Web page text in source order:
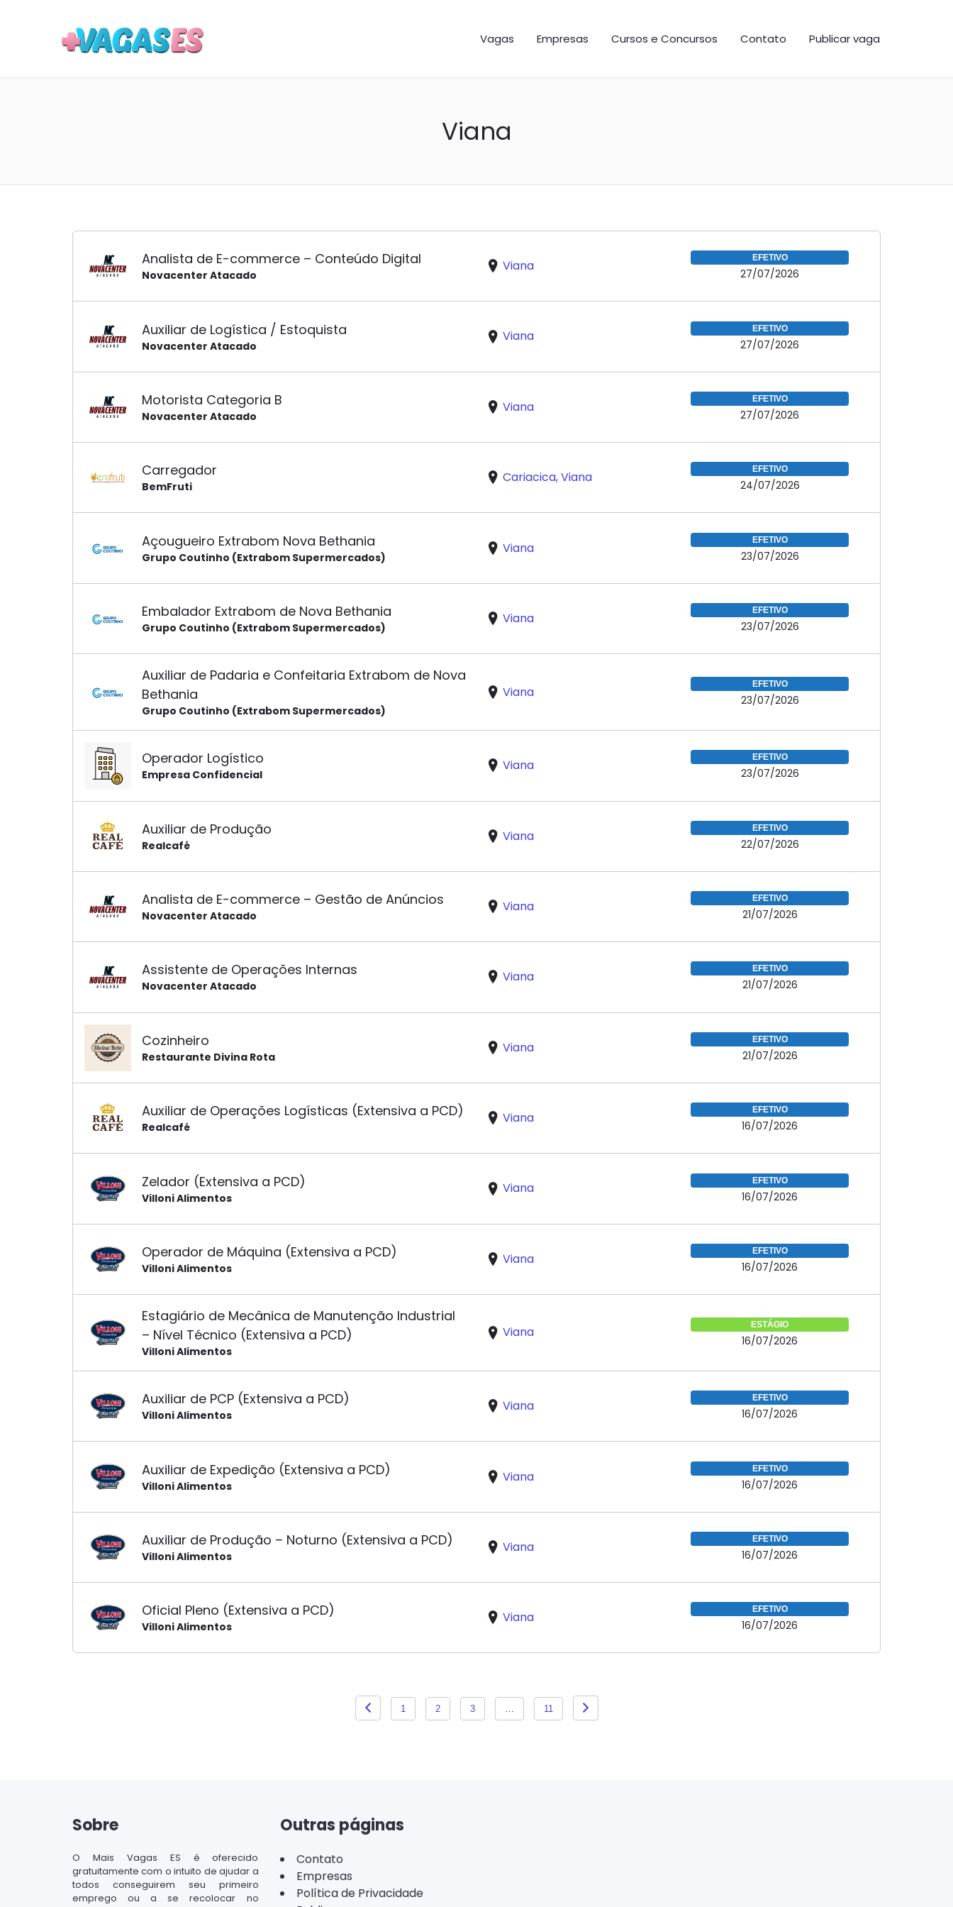
Vagas Empresas Cursos e Concursos Contato Publicar vaga
Viana
Analista de E-commerce – Conteúdo Digital
Novacenter Atacado
Viana EFETIVO
27/07/2026
Auxiliar de Logística / Estoquista
Novacenter Atacado
Viana EFETIVO
27/07/2026
Motorista Categoria B
Novacenter Atacado
Viana EFETIVO
27/07/2026
Carregador
BemFruti
Cariacica, Viana EFETIVO
24/07/2026
Açougueiro Extrabom Nova Bethania
Grupo Coutinho (Extrabom Supermercados)
Viana EFETIVO
23/07/2026
Embalador Extrabom de Nova Bethania
Grupo Coutinho (Extrabom Supermercados)
Viana EFETIVO
23/07/2026
Auxiliar de Padaria e Confeitaria Extrabom de Nova
Bethania
Grupo Coutinho (Extrabom Supermercados)
Viana EFETIVO
23/07/2026
Operador Logístico
Empresa Confidencial
Viana EFETIVO
23/07/2026
Auxiliar de Produção
Realcafé
Viana EFETIVO
22/07/2026
Analista de E-commerce – Gestão de Anúncios
Novacenter Atacado
Viana EFETIVO
21/07/2026
Assistente de Operações Internas
Novacenter Atacado
Viana EFETIVO
21/07/2026
Cozinheiro
Restaurante Divina Rota
Viana EFETIVO
21/07/2026
Auxiliar de Operações Logísticas (Extensiva a PCD)
Realcafé
Viana EFETIVO
16/07/2026
Zelador (Extensiva a PCD)
Villoni Alimentos
Viana EFETIVO
16/07/2026
Operador de Máquina (Extensiva a PCD)
Villoni Alimentos
Viana EFETIVO
16/07/2026
Estagiário de Mecânica de Manutenção Industrial
– Nível Técnico (Extensiva a PCD)
Villoni Alimentos
Viana ESTÁGIO
16/07/2026
Auxiliar de PCP (Extensiva a PCD)
Villoni Alimentos
Viana EFETIVO
16/07/2026
Auxiliar de Expedição (Extensiva a PCD)
Villoni Alimentos
Viana EFETIVO
16/07/2026
Auxiliar de Produção – Noturno (Extensiva a PCD)
Villoni Alimentos
Viana EFETIVO
16/07/2026
Oficial Pleno (Extensiva a PCD)
Villoni Alimentos
Viana EFETIVO
16/07/2026
1 2 3 … 11
Sobre
O Mais Vagas ES é oferecido
gratuitamente com o intuito de ajudar a
todos conseguirem seu primeiro
emprego ou a se recolocar no
Outras páginas
Contato
Empresas
Política de Privacidade